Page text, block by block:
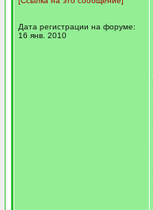
Дата регистрации на форуме:
16 янв. 2010